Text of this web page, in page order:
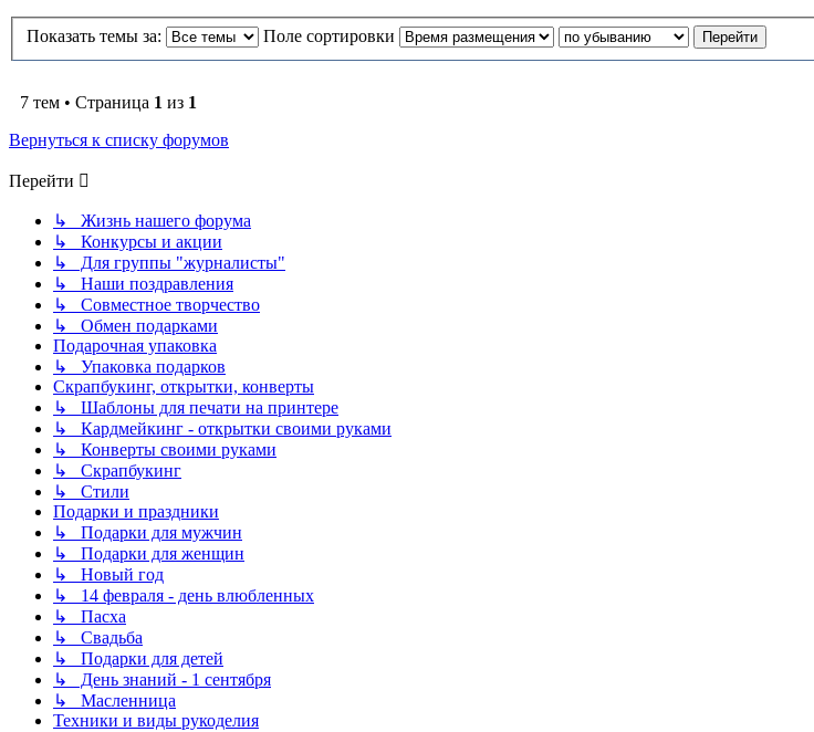
Показать темы за: Поле сортировки
7 тем • Страница 1 из 1
Вернуться к списку форумов
Перейти
↳ Жизнь нашего форума
↳ Конкурсы и акции
↳ Для группы "журналисты"
↳ Наши поздравления
↳ Совместное творчество
↳ Обмен подарками
Подарочная упаковка
↳ Упаковка подарков
Скрапбукинг, открытки, конверты
↳ Шаблоны для печати на принтере
↳ Кардмейкинг - открытки своими руками
↳ Конверты своими руками
↳ Скрапбукинг
↳ Стили
Подарки и праздники
↳ Подарки для мужчин
↳ Подарки для женщин
↳ Новый год
↳ 14 февраля - день влюбленных
↳ Пасха
↳ Свадьба
↳ Подарки для детей
↳ День знаний - 1 сентября
↳ Масленница
Техники и виды рукоделия